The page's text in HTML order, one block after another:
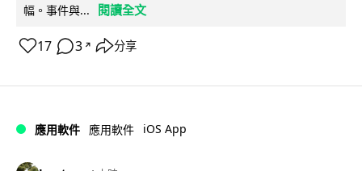
幅。事件與...
閱讀全文
17 3 ↗ 分享
應用軟件 應用軟件 iOS App